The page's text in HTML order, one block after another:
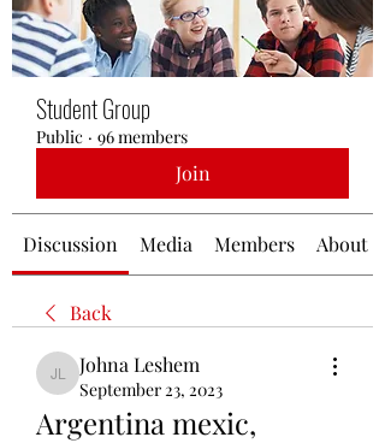
Student Group
Public · 96 members
Join
Discussion Media Members About
Back
Johna Leshem
Johna Leshem
September 23, 2023
Argentina mexic,